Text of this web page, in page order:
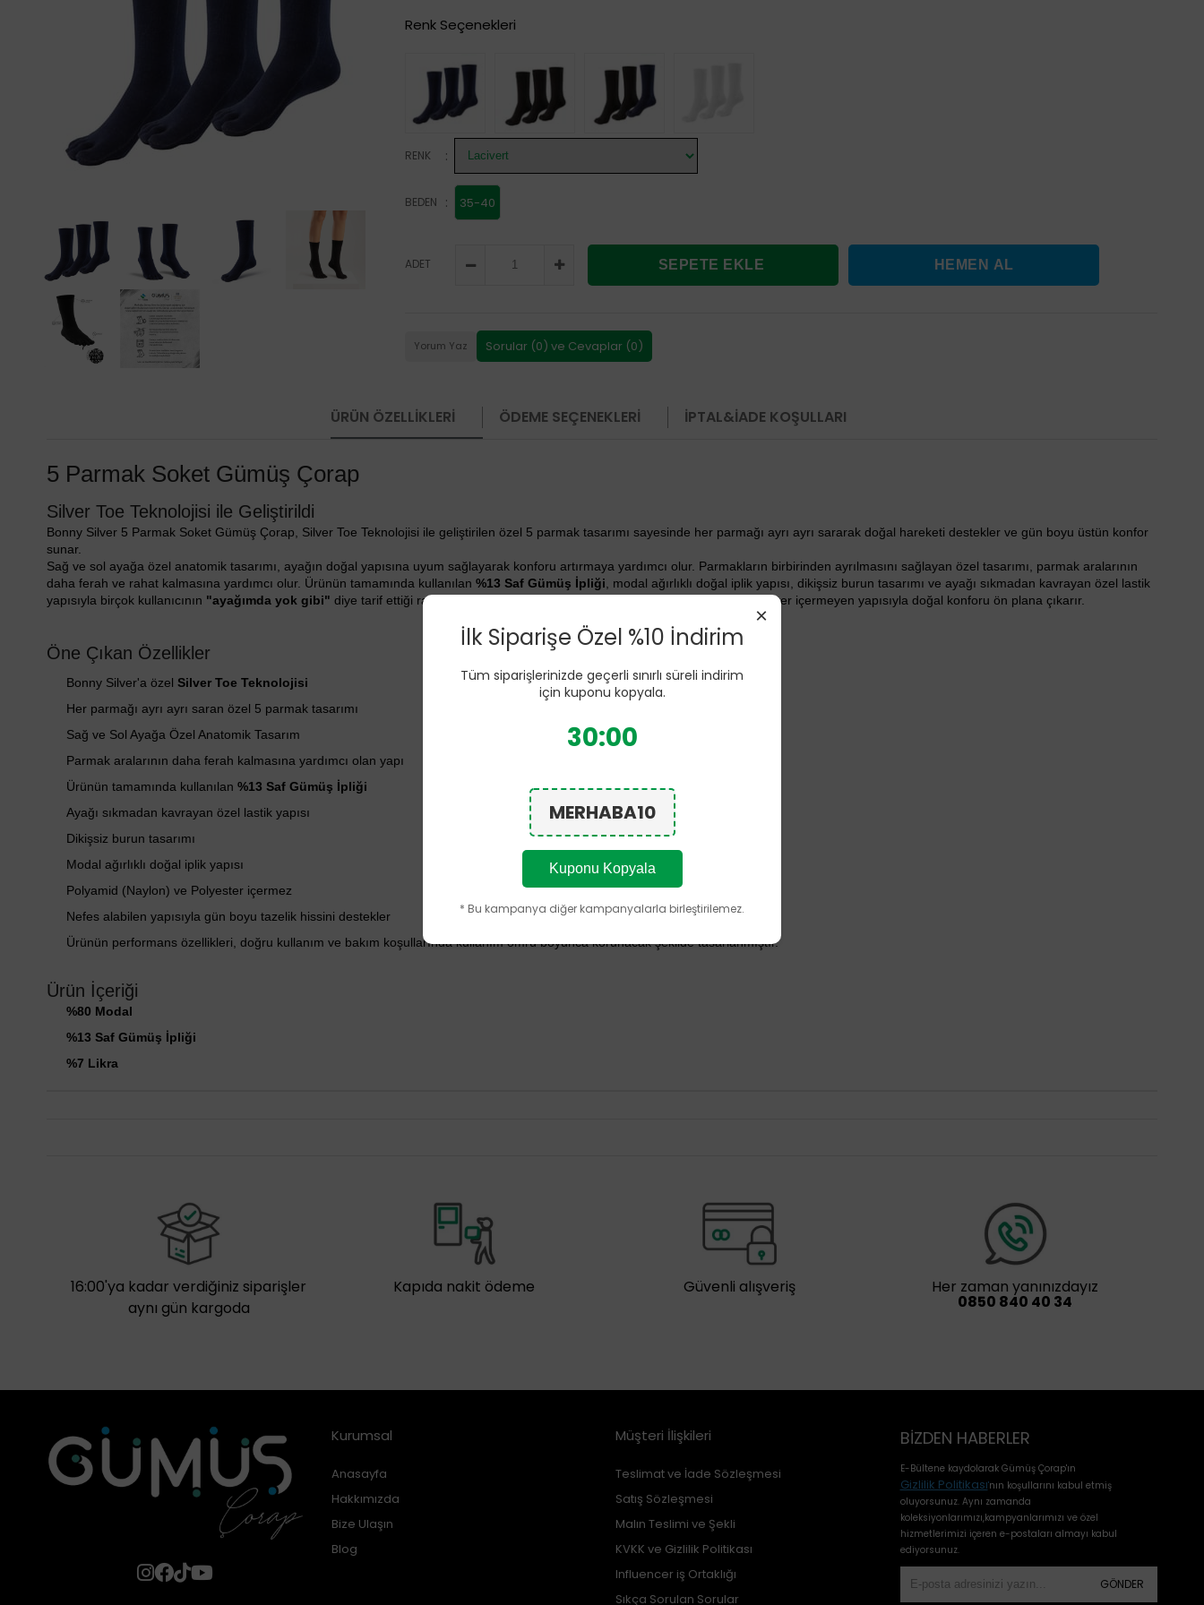
Renk Seçenekleri
RENK :
BEDEN : 35-40
ADET
Yorum Yaz Sorular (0) ve Cevaplar (0)
ÜRÜN ÖZELLIKLERI ÖDEME SEÇENEKLERI İPTAL&İADE KOŞULLARI
5 Parmak Soket Gümüş Çorap
Silver Toe Teknolojisi ile Geliştirildi
Bonny Silver 5 Parmak Soket Gümüş Çorap, Silver Toe Teknolojisi ile geliştirilen özel 5 parmak tasarımı sayesinde her parmağı ayrı ayrı sararak doğal hareketi destekler ve gün boyu üstün konfor
sunar.
Sağ ve sol ayağa özel anatomik tasarımı, ayağın doğal yapısına uyum sağlayarak konforu artırmaya yardımcı olur. Parmakların birbirinden ayrılmasını sağlayan özel tasarımı, parmak aralarının
daha ferah ve rahat kalmasına yardımcı olur. Ürünün tamamında kullanılan %13 Saf Gümüş İpliği , modal ağırlıklı doğal iplik yapısı, dikişsiz burun tasarımı ve ayağı sıkmadan kavrayan özel lastik
yapısıyla birçok kullanıcının "ayağımda yok gibi" diye tarif ettiği rahatlık hissini yaşatmayı hedefler. Polyamid (Naylon) ve polyester içermeyen yapısıyla doğal konforu ön plana çıkarır.
Öne Çıkan Özellikler
Bonny Silver'a özel Silver Toe Teknolojisi
Her parmağı ayrı ayrı saran özel 5 parmak tasarımı
Sağ ve Sol Ayağa Özel Anatomik Tasarım
Parmak aralarının daha ferah kalmasına yardımcı olan yapı
Ürünün tamamında kullanılan %13 Saf Gümüş İpliği
Ayağı sıkmadan kavrayan özel lastik yapısı
Dikişsiz burun tasarımı
Modal ağırlıklı doğal iplik yapısı
Polyamid (Naylon) ve Polyester içermez
Nefes alabilen yapısıyla gün boyu tazelik hissini destekler
Ürünün performans özellikleri, doğru kullanım ve bakım koşullarında kullanım ömrü boyunca korunacak şekilde tasarlanmıştır.
Ürün İçeriği
%80 Modal
%13 Saf Gümüş İpliği
%7 Likra
16:00'ya kadar verdiğiniz siparişler
aynı gün kargoda
Kapıda nakit ödeme Güvenli alışveriş Her zaman yanınızdayız
0850 840 40 34
Kurumsal
Anasayfa
Hakkımızda
Bize Ulaşın
Blog
Müşteri İlişkileri
Teslimat ve İade Sözleşmesi
Satış Sözleşmesi
Malın Teslimi ve Şekli
KVKK ve Gizlilik Politikası
Influencer iş Ortaklığı
Sıkça Sorulan Sorular
BIZDEN HABERLER
E-Bültene kaydolarak Gümüş Çorap'ın
Gizlilik Politikası'nın koşullarını kabul etmiş
oluyorsunuz. Aynı zamanda
koleksiyonlarımızı,kampyanlarımızı ve özel
hizmetlerimizi içeren e-postaları almayı kabul
ediyorsunuz.
GÖNDER
×
İlk Siparişe Özel %10 İndirim
Tüm siparişlerinizde geçerli sınırlı süreli indirim
için kuponu kopyala.
30:00
MERHABA10
Kuponu Kopyala
* Bu kampanya diğer kampanyalarla birleştirilemez.